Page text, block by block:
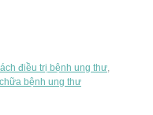
điều trị bệnh ung thư,
bệnh ung thư